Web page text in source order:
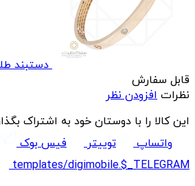
دستبند
قابل سفارش
نظرات افزودن نظر
این کالا را با دوستان خود به اشتراک
واتساپ
توییتر
فیس بوک
templates/digimobile.$_TELEGRAM